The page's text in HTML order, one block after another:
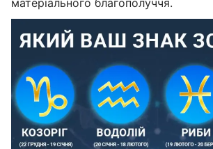
матеріального благополуччя.